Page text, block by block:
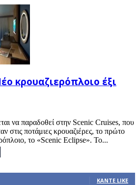
κρουαζιερόπλοιο έξι
να παραδοθεί στην Scenic Cruises, που
στις ποτάμιες κρουαζιέρες, το πρώτο
το «Scenic Eclipse». Το...
ΚΆΝΤΕ LIKE